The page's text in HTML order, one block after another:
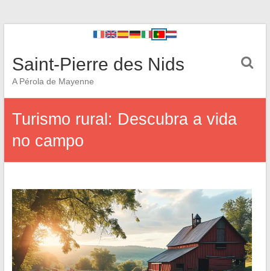
Saint-Pierre des Nids
A Pérola de Mayenne
Turismo rural: Descubra a vida
no campo